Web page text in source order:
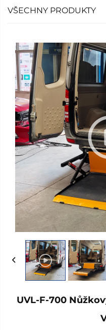
VŠECHNY PRODUKTY
UVL-F-700